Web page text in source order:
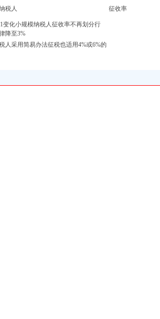
管平台应用
税人 征收率
变化小规模纳税人征收率不再划分行
降至3%
人采用简易办法征税也适用4%或6%的